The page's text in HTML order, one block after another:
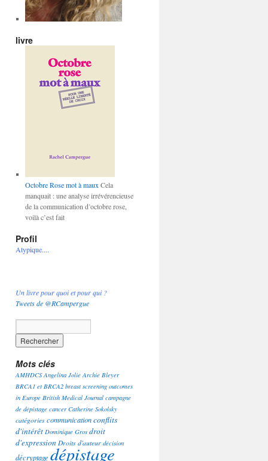
livre
Octobre Rose mot à maux Cela
manquait : une analyse irrévérencieuse
de la communication d’octobre rose,
voilà c’est fait
Profil
Atypique....
Un livre pour quoi et pour qui ?
Tweets de @RCampergue
Mots clés
AMHDCS Angelina Jolie Archie Bleyer
BRCA1 et BRCA2 breast screening outcomes
in Europe British Medical Journal campagne
de dépistage cancer Catherine Sokolsky
catégories communicationconflits
d'intérêt Dominique Gros droit
d'expression Droits d'auteur décision
décryptage dépistage